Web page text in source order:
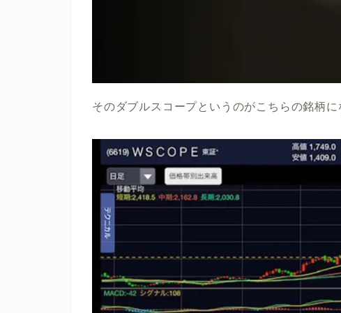
そのダブルスコープというのがこちらの銘柄に